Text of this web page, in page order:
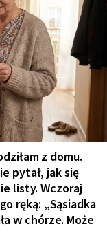
z domu.
pytał, jak się
listy. Wczoraj
ręką: „Sąsiadka
w chórze. Może